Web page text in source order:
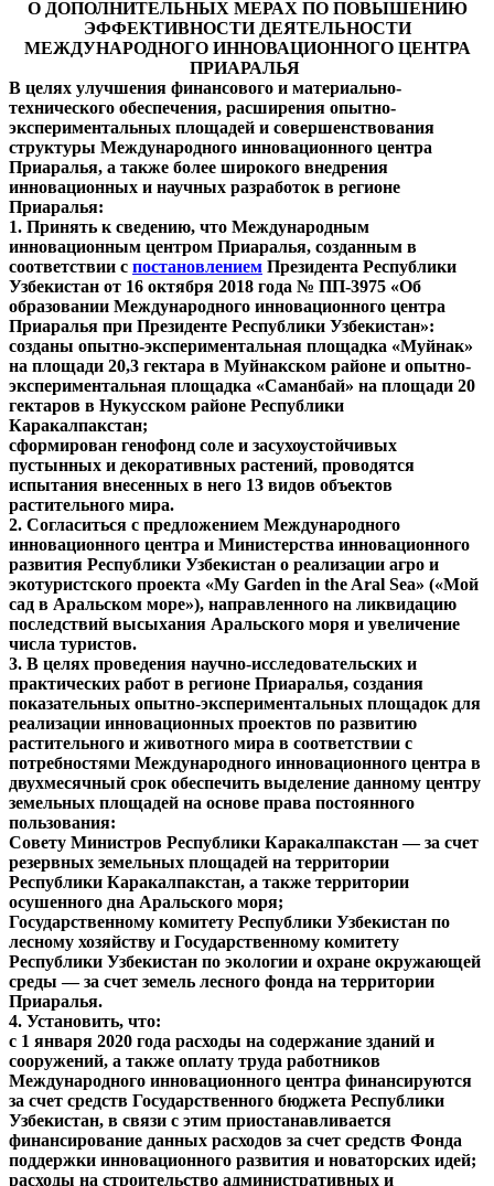
О ДОПОЛНИТЕЛЬНЫХ МЕРАХ ПО ПОВЫШЕНИЮ
ЭФФЕКТИВНОСТИ ДЕЯТЕЛЬНОСТИ
МЕЖДУНАРОДНОГО ИННОВАЦИОННОГО ЦЕНТРА
ПРИАРАЛЬЯ
В целях улучшения финансового и материально-
технического обеспечения, расширения опытно-
экспериментальных площадей и совершенствования
структуры Международного инновационного центра
Приаралья, а также более широкого внедрения
инновационных и научных разработок в регионе
Приаралья:
1. Принять к сведению, что Международным
инновационным центром Приаралья, созданным в
соответствии с постановлением Президента Республики
Узбекистан от 16 октября 2018 года № ПП-3975 «Об
образовании Международного инновационного центра
Приаралья при Президенте Республики Узбекистан»:
созданы опытно-экспериментальная площадка «Муйнак»
на площади 20,3 гектара в Муйнакском районе и опытно-
экспериментальная площадка «Саманбай» на площади 20
гектаров в Нукусском районе Республики
Каракалпакстан;
сформирован генофонд соле и засухоустойчивых
пустынных и декоративных растений, проводятся
испытания внесенных в него 13 видов объектов
растительного мира.
2. Согласиться с предложением Международного
инновационного центра и Министерства инновационного
развития Республики Узбекистан о реализации агро и
экотуристского проекта «My Garden in the Aral Sea» («Мой
сад в Аральском море»), направленного на ликвидацию
последствий высыхания Аральского моря и увеличение
числа туристов.
3. В целях проведения научно-исследовательских и
практических работ в регионе Приаралья, создания
показательных опытно-экспериментальных площадок для
реализации инновационных проектов по развитию
растительного и животного мира в соответствии с
потребностями Международного инновационного центра в
двухмесячный срок обеспечить выделение данному центру
земельных площадей на основе права постоянного
пользования:
Совету Министров Республики Каракалпакстан — за счет
резервных земельных площадей на территории
Республики Каракалпакстан, а также территории
осушенного дна Аральского моря;
Государственному комитету Республики Узбекистан по
лесному хозяйству и Государственному комитету
Республики Узбекистан по экологии и охране окружающей
среды — за счет земель лесного фонда на территории
Приаралья.
4. Установить, что:
с 1 января 2020 года расходы на содержание зданий и
сооружений, а также оплату труда работников
Международного инновационного центра финансируются
за счет средств Государственного бюджета Республики
Узбекистан, в связи с этим приостанавливается
финансирование данных расходов за счет средств Фонда
поддержки инновационного развития и новаторских идей;
расходы на строительство административных и